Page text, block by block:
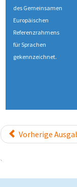
des Gemeinsamen
Europäischen
Referenz­rahmens
für Sprachen
gekenn­zeichnet.
Vorherige